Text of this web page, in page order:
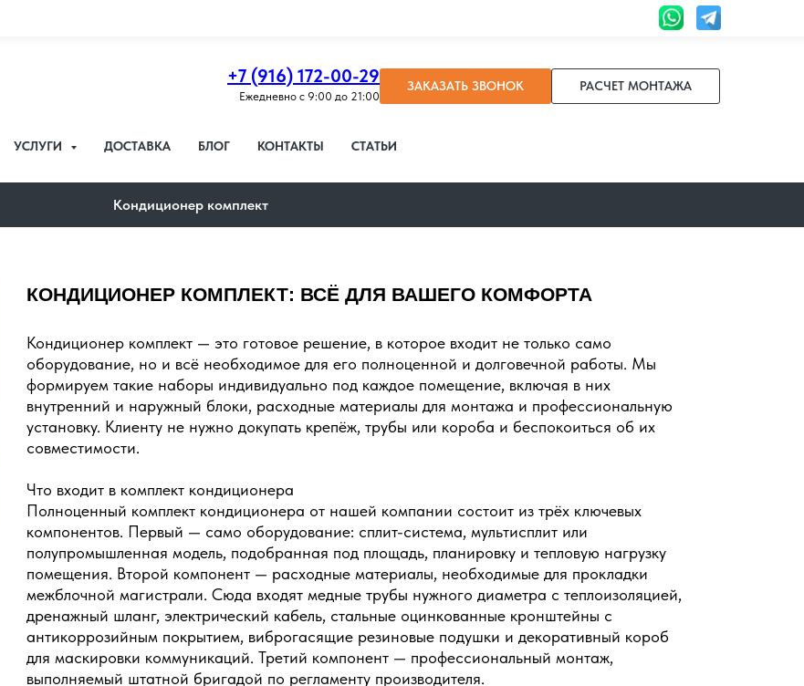
+7 (916) 172-00-29
Ежедневно с 9:00 до 21:00
ЗАКАЗАТЬ ЗВОНОК РАСЧЕТ МОНТАЖА
УСЛУГИ ДОСТАВКА БЛОГ КОНТАКТЫ СТАТЬИ
Кондиционер комплект
КОНДИЦИОНЕР КОМПЛЕКТ: ВСЁ ДЛЯ ВАШЕГО КОМФОРТА
Кондиционер комплект — это готовое решение, в которое входит не только само
оборудование, но и всё необходимое для его полноценной и долговечной работы. Мы
формируем такие наборы индивидуально под каждое помещение, включая в них
внутренний и наружный блоки, расходные материалы для монтажа и профессиональную
установку. Клиенту не нужно докупать крепёж, трубы или короба и беспокоиться об их
совместимости.
Что входит в комплект кондиционера
Полноценный комплект кондиционера от нашей компании состоит из трёх ключевых
компонентов. Первый — само оборудование: сплит-система, мультисплит или
полупромышленная модель, подобранная под площадь, планировку и тепловую нагрузку
помещения. Второй компонент — расходные материалы, необходимые для прокладки
межблочной магистрали. Сюда входят медные трубы нужного диаметра с теплоизоляцией,
дренажный шланг, электрический кабель, стальные оцинкованные кронштейны с
антикоррозийным покрытием, виброгасящие резиновые подушки и декоративный короб
для маскировки коммуникаций. Третий компонент — профессиональный монтаж,
выполняемый штатной бригадой по регламенту производителя.